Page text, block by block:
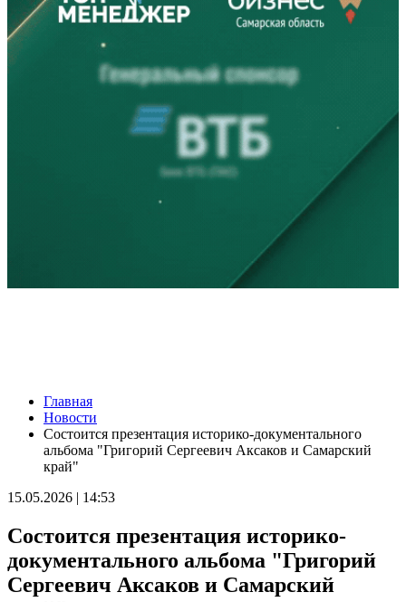
70-летний самарец сядет на 7,5 лет за жестокое убийство
знакомого
07.08.2026 | 14:04
Тольяттинец замахнулся на соседку топором из-за шумного
ремонта
20 яхтсменов из Самарской области поборются за
07.08.2026 | 13:31
Станцию умягчения воды в Отрадном запустят до конца лета
07.08.2026 | 13:22
Учебные заведения Самарской области приглашают к участию
в конкурсе команд вузов
Главная
Новости
Состоится презентация историко-документального
альбома "Григорий Сергеевич Аксаков и Самарский
край"
15.05.2026 | 14:53
Состоится презентация историко-
документального альбома "Григорий
Сергеевич Аксаков и Самарский